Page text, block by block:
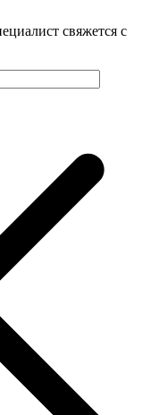
свяжется с